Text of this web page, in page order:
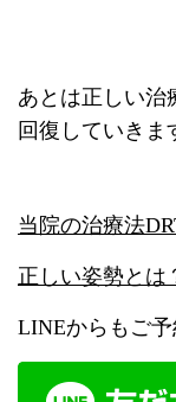
あとは正しい治
回復していきま
当院の治療法
正しい姿勢とは
LINEからもご予